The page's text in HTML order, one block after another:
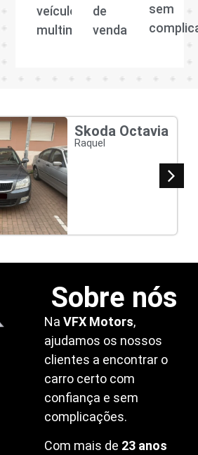
veículos
multimarcas.
de
venda.
sem
Skoda Octavia
Raquel
Sobre nós
NaVFX Motors,
ajudamos os nossos
clientes a encontrar o
carro certo com
confiança e sem
complicações.
Com mais de 23 anos